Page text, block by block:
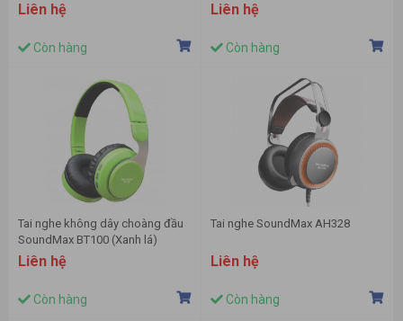
Liên hệ
Còn hàng
Liên hệ
Còn hàng
Tai nghe không dây choàng đầu
SoundMax BT100 (Xanh lá)
Liên hệ
Còn hàng
Tai nghe SoundMax AH328
Liên hệ
Còn hàng